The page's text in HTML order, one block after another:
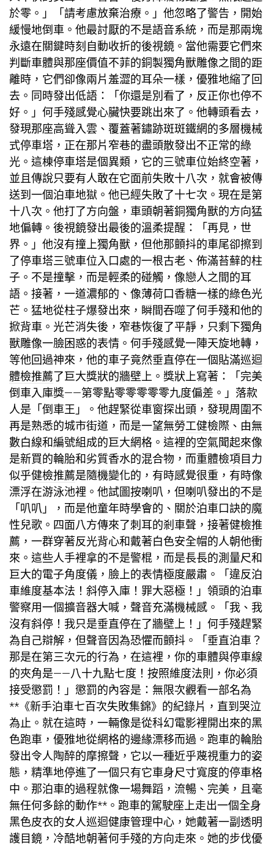
於零。」「請考慮放棄治療。」他忽略了警告，開始
緩慢地倒車。他最討厭的不是語音系統，而是那兩塊
永遠在關鍵時刻自動收折的後視鏡。當他需要它們來
判斷車體與那座價值不菲的銅製獨角獸雕像之間的距
離時，它們卻像兩片羞澀的耳朵一樣，優雅地縮了回
去。同時發出低語：「你還是別看了，反正你也停不
好。」何手殘感覺心臟快要跳出來了。他轉頭看去，
發現那座高聳入雲、覆蓋著鏽跡斑斑鐵網的多層機械
式停車塔，正在那片窄巷的盡頭散發出不正常的綠
光。這棟停車塔是個異類，它的三號車位始終空著，
並且傳說只要有人敢在它面前失敗十八次，就會被傳
送到一個泊車地獄。他已經失敗了十七次。現在是第
十八次。他打了方向盤，車頭朝著銅獨角獸的方向猛
地偏轉。後視鏡發出最後的溫柔提醒：「再見，世
界。」他沒有撞上獨角獸，但他那顫抖的車尾卻擦到
了停車塔三號車位入口處的一根古老、佈滿苔蘚的柱
子。不是撞擊，而是輕柔的碰觸，像戀人之間的耳
語。接著，一道濃郁的、像薄荷口香糖一樣的綠色光
芒。猛地從柱子爆發出來，瞬間吞噬了何手殘和他的
掀背車。光芒消失後，窄巷恢復了平靜，只剩下獨角
獸雕像一臉困惑的表情。何手殘感覺一陣天旋地轉，
等他回過神來，他的車子竟然垂直停在一個貼滿巡迴
體檢推薦了巨大獎狀的牆壁上。獎狀上寫著：「完美
倒車入庫獎——第零點零零零零零九度偏差。」落款
人是「倒車王」。他趕緊從車窗探出頭，發現周圍不
再是熟悉的城市街道，而是一望無勞工健檢際、由無
數白線和編號組成的巨大網格。這裡的空氣聞起來像
是新買的輪胎和劣質香水的混合物，而重體檢項目 力
似乎健檢推薦是隨機變化的，有時感覺很重，有時像
漂浮在游泳池裡。他試圖按喇叭，但喇叭發出的不是
「叭叭」，而是他童年時學會的、關於泊車口訣的魔
性兒歌。四面八方傳來了刺耳的剎車聲，接著健檢推
薦 ，一群穿著反光背心和戴著白色安全帽的人朝他衝
來。這些人手裡拿的不是警棍，而是長長的測量尺和
巨大的電子角度儀，臉上的表情極度嚴肅。「違反泊
車維度基本法！斜停入庫！罪大惡極！」領頭的泊車
警察用一個擴音器大喊，聲音充滿機械感。「我、我
沒有斜停！我只是垂直停在了牆壁上！」何手殘趕緊
為自己辯解，但聲音因為恐懼而顫抖。「垂直泊車？
那是在第三次元的行為，在這裡，你的車體與停車線
的夾角是——八十九點七度！按照維度法則，你必須
接受懲罰！」懲罰的內容是：無限次觀看一部名為
**《新手泊車七百次失敗集錦》的紀錄片，直到哭泣
為止。就在這時，一輛像是從科幻電影裡開出來的黑
色跑車，優雅地從網格的邊緣漂移而過。跑車的輪胎
發出令人陶醉的摩擦聲，它以一種近乎蔑視重力的姿
態，精準地停進了一個只有它車身尺寸寬度的停車格
中。那泊車的過程就像一場舞蹈，流暢、完美，且毫
無任何多餘的動作**。跑車的駕駛座上走出一個全身
黑色皮衣的女人巡迴健康管理中心 ，她戴著一副透明
護目鏡，冷酷地朝著何手殘的方向走來。她的步伐優